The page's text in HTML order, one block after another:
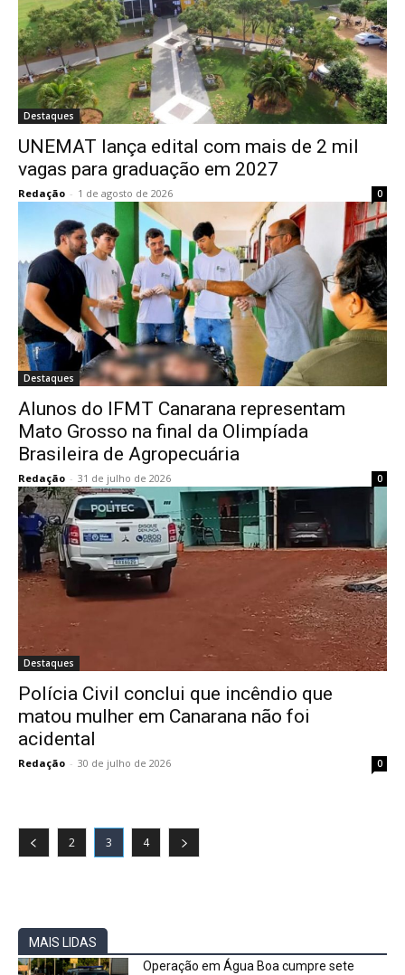
Destaques
UNEMAT lança edital com mais de 2 mil
vagas para graduação em 2027
Redação - 1 de agosto de 2026 0
Destaques
Alunos do IFMT Canarana representam
Mato Grosso na final da Olimpíada
Brasileira de Agropecuária
Redação - 31 de julho de 2026 0
Destaques
Polícia Civil conclui que incêndio que
matou mulher em Canarana não foi
acidental
Redação - 30 de julho de 2026 0
2 3 4
MAIS LIDAS
Operação em Água Boa cumpre sete